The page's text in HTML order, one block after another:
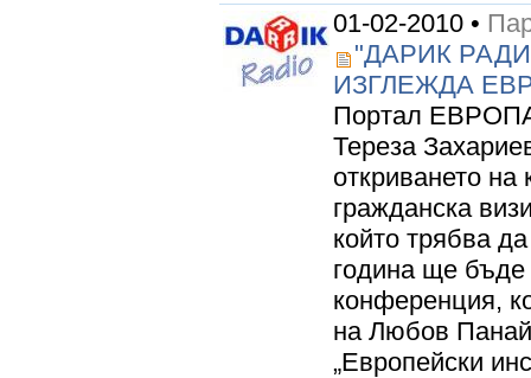
01-02-2010 •
"ДАРИК
ИЗГЛЕЖДА
Портал ЕВРОПА
Тереза
откриването
гражданска
който трябва
година ще
конференция,
на Любов
„Европейски